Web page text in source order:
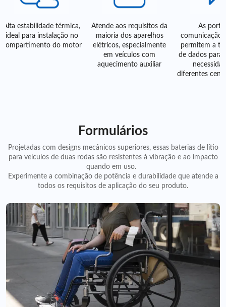
térmica,
instalação no
do motor
Atende aos requisitos da
maioria dos aparelhos
elétricos, especialmente
em veículos com
aquecimento auxiliar
As portas de
comunicação
permitem a
de dados para atender
necessidades de
diferentes cenários de
Formulários
Projetadas com designs mecânicos superiores, essas baterias de lítio
para veículos de duas rodas são resistentes à vibração e ao impacto
quando em uso.
Experimente a combinação de potência e durabilidade que atende a
todos os requisitos de aplicação do seu produto.